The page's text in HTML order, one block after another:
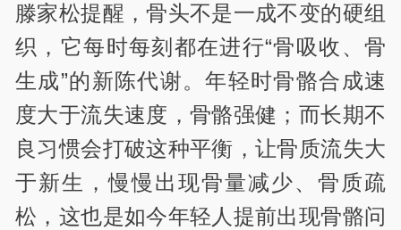
滕家松提醒，骨头不是一成不变的硬组
织，它每时每刻都在进行“骨吸收、骨
生成”的新陈代谢。年轻时骨骼合成速
度大于流失速度，骨骼强健；而长期不
良习惯会打破这种平衡，让骨质流失大
于新生，慢慢出现骨量减少、骨质疏
松，这也是如今年轻人提前出现骨骼问